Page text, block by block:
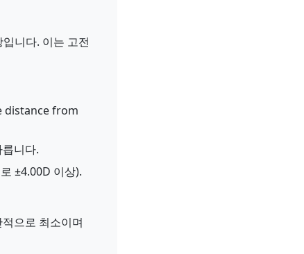
니다. 이는 고전
distance from
니다.
±4.00D 이상).
으로 최소이며